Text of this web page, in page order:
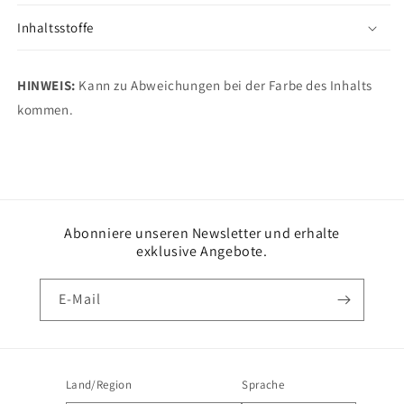
Inhaltsstoffe
HINWEIS: Kann zu Abweichungen bei der Farbe des Inhalts
kommen.
Abonniere unseren Newsletter und erhalte
exklusive Angebote.
E-Mail
Land/Region Sprache